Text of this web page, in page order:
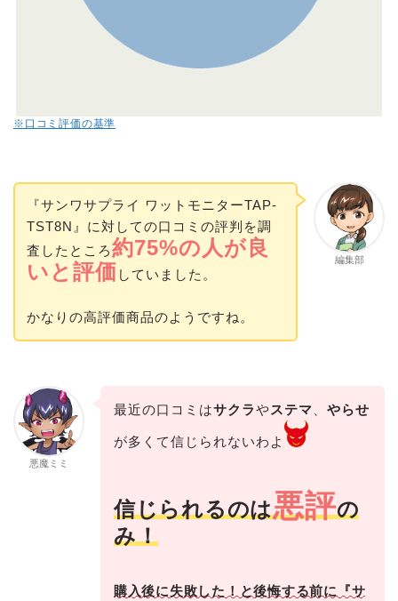
※口コミ評価の基準
編集部
『サンワサプライ ワットモニターTAP-
TST8N』に対しての口コミの評判を調
査したところ約75%の人が良
いと評価 していました。
かなりの高評価商品のようですね。
悪魔ミミ
最近の口コミはサクラやステマ やらせ
が多くて信じられないわよ
信じられるのは悪評の
み！
購入後に失敗した！と後悔する前に『サ